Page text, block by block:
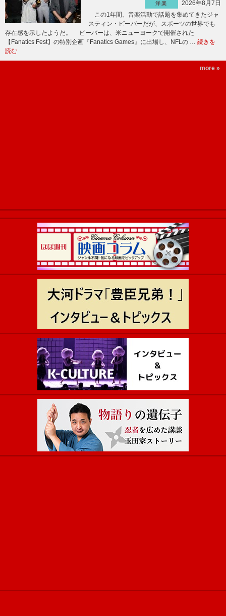
洋楽
2026年8月7日
この1年間、音楽活動で話題を集めてきたジャ
スティン・ビーバーだが、スポーツの世界でも
存在感を示したようだ。 ビーバーは、米ニューヨークで開催された
【Fanatics Fest】の特別企画『Fanatics Games』に出場し、NFLの … 続きを
読む
more »